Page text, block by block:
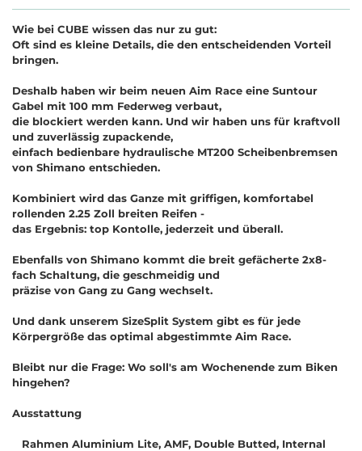
Wie bei CUBE wissen das nur zu gut:
Oft sind es kleine Details, die den entscheidenden Vorteil
bringen.
Deshalb haben wir beim neuen Aim Race eine Suntour
Gabel mit 100 mm Federweg verbaut,
die blockiert werden kann. Und wir haben uns für kraftvoll
und zuverlässig zupackende,
einfach bedienbare hydraulische MT200 Scheibenbremsen
von Shimano entschieden.
Kombiniert wird das Ganze mit griffigen, komfortabel
rollenden 2.25 Zoll breiten Reifen -
das Ergebnis: top Kontolle, jederzeit und überall.
Ebenfalls von Shimano kommt die breit gefächerte 2x8-
fach Schaltung, die geschmeidig und
präzise von Gang zu Gang wechselt.
Und dank unserem SizeSplit System gibt es für jede
Körpergröße das optimal abgestimmte Aim Race.
Bleibt nur die Frage: Wo soll's am Wochenende zum Biken
hingehen?
Ausstattung
Rahmen Aluminium Lite, AMF, Double Butted, Internal